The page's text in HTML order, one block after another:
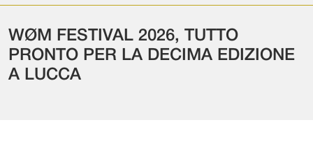
WØM FESTIVAL 2026, TUTTO
PRONTO PER LA DECIMA EDIZIONE
A LUCCA